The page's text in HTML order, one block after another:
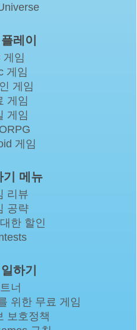
레이
게임
게임
게임
게임
게임
게임
기 메뉴
리뷰
공략
한 할인
하기
너
위한 무료 게임
보호정책